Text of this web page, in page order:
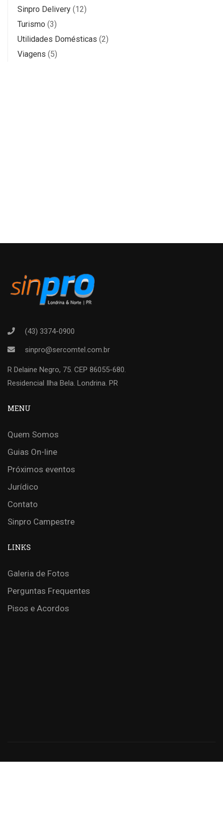
Sinpro Delivery (12)
Turismo (3)
Utilidades Domésticas (2)
Viagens (5)
(43) 3374-0900
sinpro@sercomtel.com.br
R Delaine Negro, 75. CEP 86055-680.
Residencial Ilha Bela. Londrina. PR
MENU
Quem Somos
Guias On-line
Próximos eventos
Jurídico
Contato
Sinpro Campestre
LINKS
Galeria de Fotos
Perguntas Frequentes
Pisos e Acordos